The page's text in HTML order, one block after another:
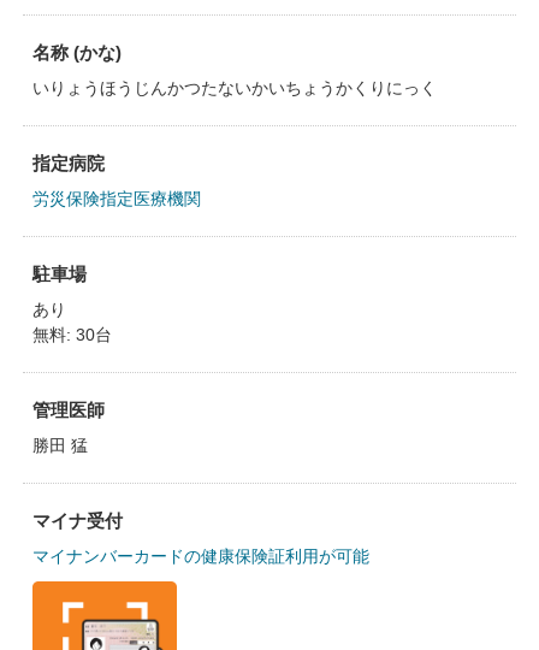
名称 (かな)
いりょうほうじんかつたないかいちょうかくりにっく
指定病院
労災保険指定医療機関
駐車場
あり
無料: 30台
管理医師
勝田 猛
マイナ受付
マイナンバーカードの健康保険証利用が可能